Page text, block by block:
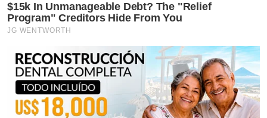
$15k In Unmanageable Debt? The "Relief
Program" Creditors Hide From You
JG WENTWORTH